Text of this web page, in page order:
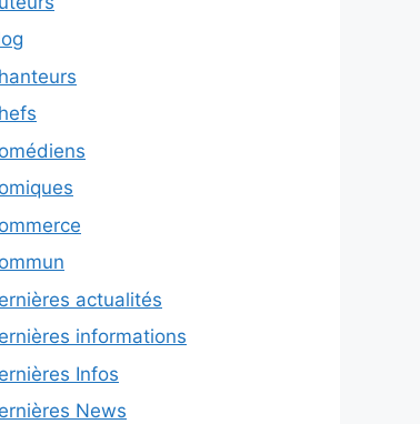
actualités
informations
Infos
News